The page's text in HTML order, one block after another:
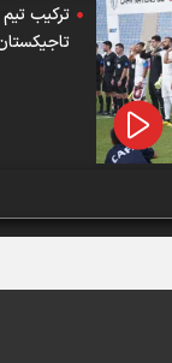
ترکیب تیم